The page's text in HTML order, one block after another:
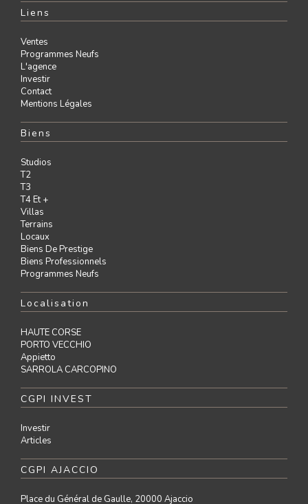
Liens
Ventes
Programmes Neufs
L'agence
Investir
Contact
Mentions Légales
Biens
Studios
T2
T3
T4 Et +
Villas
Terrains
Locaux
Biens De Prestige
Biens Professionnels
Programmes Neufs
Localisation
HAUTE CORSE
PORTO VECCHIO
Appietto
SARROLA CARCOPINO
CGPI INVEST
Investir
Articles
CGPI AJACCIO
Place du Général de Gaulle, 20000 Ajaccio